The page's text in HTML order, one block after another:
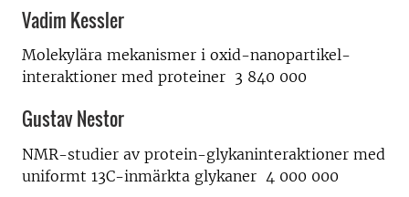
Vadim Kessler
Molekylära mekanismer i oxid-nanopartikel-
interaktioner med proteiner 3 840 000
Gustav Nestor
NMR-studier av protein-glykaninteraktioner med
uniformt 13C-inmärkta glykaner 4 000 000